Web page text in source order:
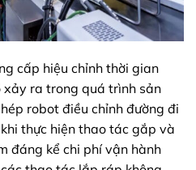
cấp hiệu chỉnh thời gian
xảy ra trong quá trình sản
robot điều chỉnh đường đi
thực hiện thao tác gắp và
đáng kể chi phí vận hành